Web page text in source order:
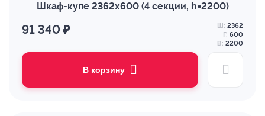
Шкаф-купе 2362х600 (4 секции, h=2200)
91 340 ₽ Ш: 2362
Г: 600
В: 2200
В корзину